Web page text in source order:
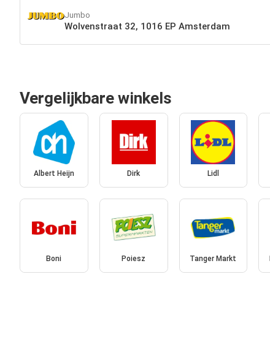
Jumbo
Wolvenstraat 32, 1016 EP Amsterdam
Vergelijkbare winkels
Albert Heijn Dirk Lidl
Boni Poiesz Tanger Markt